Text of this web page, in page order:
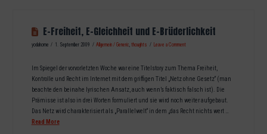
E-Freiheit, E-Gleichheit und E-Brüderlichkeit
yodahome 1. September 2009 Allgemein / Generic,thoughts Leave a Comment
Im Spiegel der vorvorletzten Woche war eine Titelstory zum Thema Freiheit,
Kontrolle und Recht im Internet mit dem griffigen Titel „Netz ohne Gesetz“ (man
beachte den beinahe lyrischen Ansatz, auch wenn’s faktisch falsch ist). Die
Prämisse ist also in drei Worten formuliert und sie wird noch weiter aufgebaut.
Das Netz wird charakterisiert als „Parallelwelt“ in dem „das Recht nichts wert …
Read More